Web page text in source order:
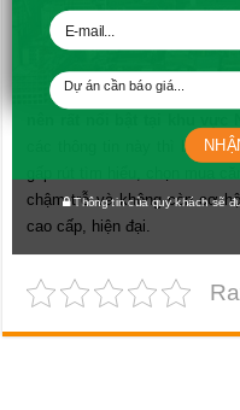
và
Nhìn chung, với sự đầu tư
thì chúng ta không quá khó
các thông tin này thì bạn sẽ
chậm trễ và không còn cơ
cao cấp, hiện đại.
Thông tin của quý khách sẽ